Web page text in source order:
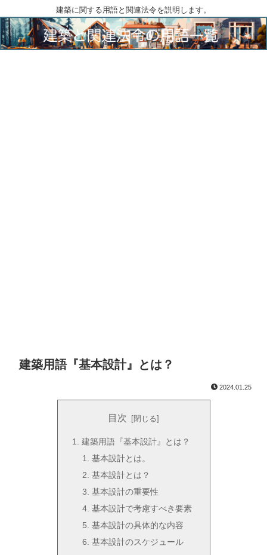
建築に関する用語と関連法令を説明します。
建築用語『基本設計』とは？
2024.01.25
目次
建築用語『基本設計』とは？
基本設計とは。
基本設計とは？
基本設計の重要性
基本設計で考慮すべき要素
基本設計の具体的な内容
基本設計のスケジュール